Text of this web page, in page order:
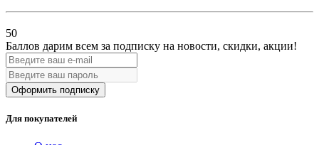
50
Баллов дарим всем за подписку на новости, скидки, акции!
Оформить подписку
Для покупателей